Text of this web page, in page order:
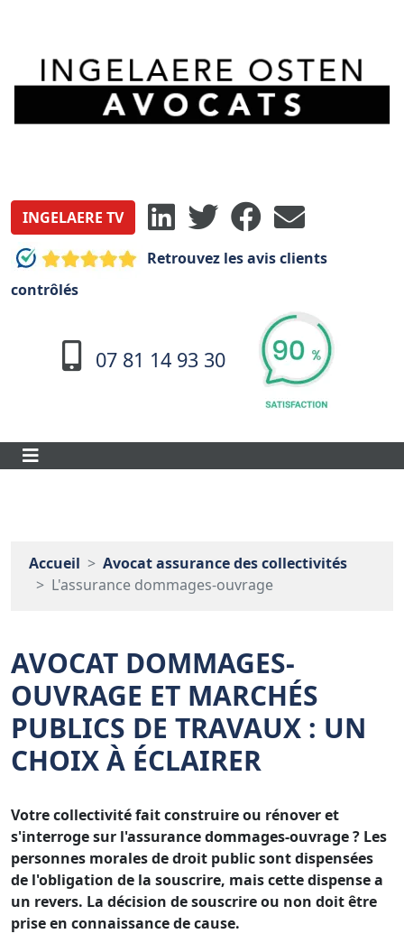
INGELAERE TV
Retrouvez les avis clients
contrôlés
07 81 14 93 30
Accueil
Avocat assurance des collectivités
L'assurance dommages-ouvrage
AVOCAT DOMMAGES-
OUVRAGE ET MARCHÉS
PUBLICS DE TRAVAUX : UN
CHOIX À ÉCLAIRER
Votre collectivité fait construire ou rénover et
s'interroge sur l'assurance dommages-ouvrage ? Les
personnes morales de droit public sont dispensées
de l'obligation de la souscrire, mais cette dispense a
un revers. La décision de souscrire ou non doit être
prise en connaissance de cause.